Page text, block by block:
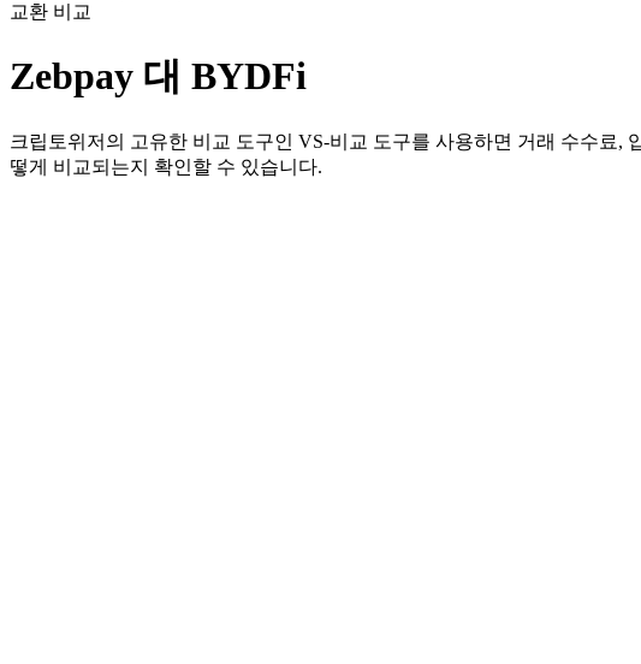
교환 비교
Zebpay 대 BYDFi
크립토위저의 고유한 비교 도구인 VS-비교 도구를 사용하면 거래 수수료,
떻게 비교되는지 확인할 수 있습니다.